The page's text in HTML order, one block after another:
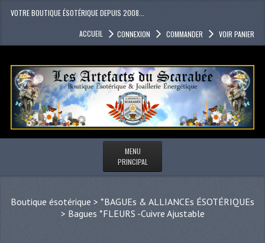
VOTRE BOUTIQUE ÉSOTÉRIQUE DEPUIS 2008...
ACCUEIL CONNEXION COMMANDER VOIR PANIER
MENU
PRINCIPAL
Boutique ésotérique > *BAGUEs & ALLIANCEs ÉSOTÉRIQUEs
> Bagues *FLEURS -Cuivre Ajustable